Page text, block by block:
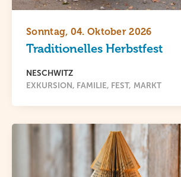
Sonntag, 04. Oktober 2026
Traditionelles Herbstfest
NESCHWITZ
EXKURSION
FAMILIE FEST MARKT